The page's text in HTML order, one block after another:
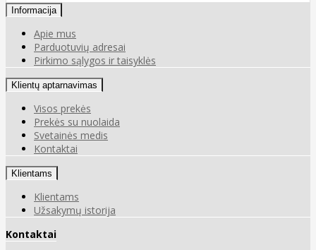
Informacija
Apie mus
Parduotuvių adresai
Pirkimo sąlygos ir taisyklės
Klientų aptarnavimas
Visos prekės
Prekės su nuolaida
Svetainės medis
Kontaktai
Klientams
Klientams
Užsakymų istorija
Kontaktai